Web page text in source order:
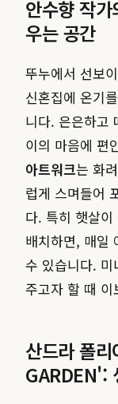
안수향 작
우는 공간
뚜누에서 선보
신혼집에 온기
니다. 은은하고
이의 마음에 편
아트워크는 화
럽게 스며들어
다. 특히 햇살
배치하면, 매일
수 있습니다. 미
주고자 할 때
산드라 폴
GARDEN':